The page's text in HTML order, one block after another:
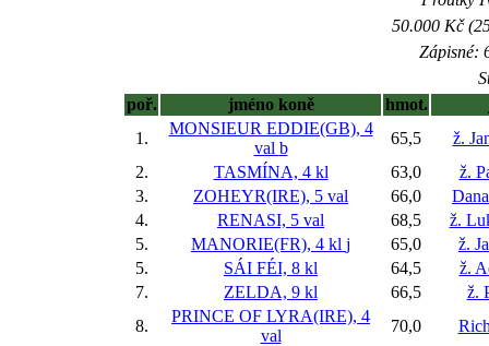
50.000 Kč
Zápisné:
poř.
jméno koně hmot.
1.
MONSIEUR EDDIE(GB), 4
val b
65,5
ž.
2.
TASMÍNA, 4 kl 63,0
ž.
3.
ZOHEYR(IRE), 5 val 66,0
4.
RENASI, 5 val 68,5
ž.
5.
MANORIE(FR), 4 kl j 65,0
ž.
5.
SÁI FÉI, 8 kl 64,5
ž.
7.
ZELDA, 9 kl 66,5
ž.
8.
PRINCE OF LYRA(IRE), 4
val
70,0